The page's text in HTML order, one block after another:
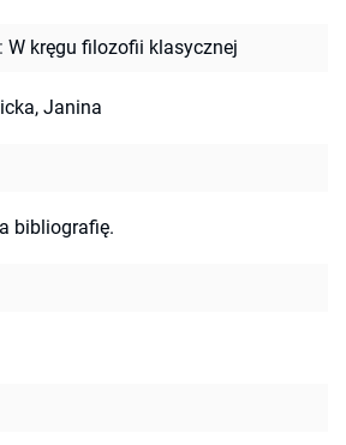
: W kręgu filozofii klasycznej
Janina
bibliografię.